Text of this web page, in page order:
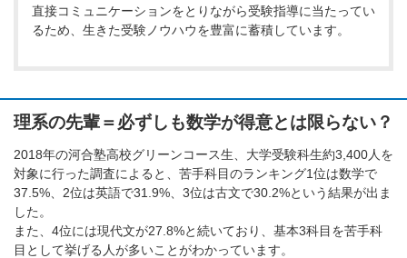
直接コミュニケーションをとりながら受験指導に当たってい
るため、生きた受験ノウハウを豊富に蓄積しています。
理系の先輩＝必ずしも数学が得意とは限らない？
2018年の河合塾高校グリーンコース生、大学受験科生約3,400人を
対象に行った調査によると、苦手科目のランキング1位は数学で
37.5%、2位は英語で31.9%、3位は古文で30.2%という結果が出ま
した。
また、4位には現代文が27.8%と続いており、基本3科目を苦手科
目として挙げる人が多いことがわかっています。